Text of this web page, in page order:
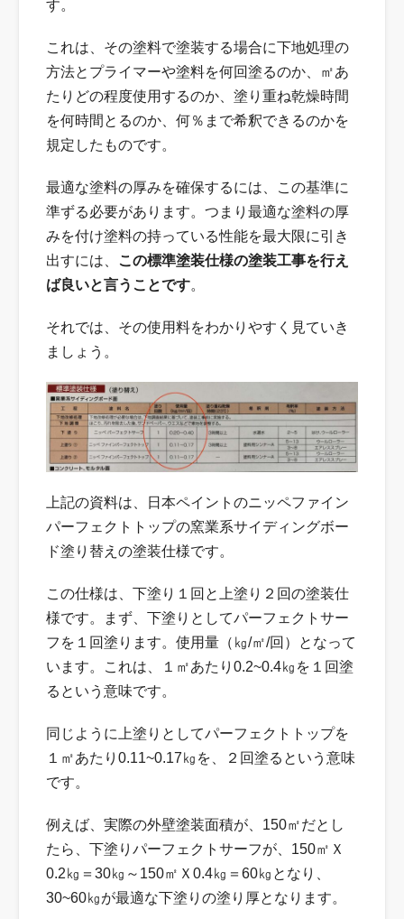
す。
これは、その塗料で塗装する場合に下地処理の
方法とプライマーや塗料を何回塗るのか、㎡あ
たりどの程度使用するのか、塗り重ね乾燥時間
を何時間とるのか、何％まで希釈できるのかを
規定したものです。
最適な塗料の厚みを確保するには、この基準に
準ずる必要があります。つまり最適な塗料の厚
みを付け塗料の持っている性能を最大限に引き
出すには、
この標準塗装仕様の塗装工事を行え
ば良いと言うことです。
それでは、その使用料をわかりやすく見ていき
ましょう。
上記の資料は、日本ペイントのニッペファイン
パーフェクトトップの窯業系サイディングボー
ド塗り替えの塗装仕様です。
この仕様は、下塗り１回と上塗り２回の塗装仕
様です。まず、下塗りとしてパーフェクトサー
フを１回塗ります。使用量（㎏/㎡/回）となって
います。これは、１㎡あたり0.2~0.4㎏を１回塗
るという意味です。
同じように上塗りとしてパーフェクトトップを
１㎡あたり0.11~0.17㎏を、２回塗るという意味
です。
例えば、実際の外壁塗装面積が、150㎡だとし
たら、下塗りパーフェクトサーフが、150㎡Ｘ
0.2㎏＝30㎏～150㎡Ｘ0.4㎏＝60㎏となり、
30~60㎏が最適な下塗りの塗り厚となります。